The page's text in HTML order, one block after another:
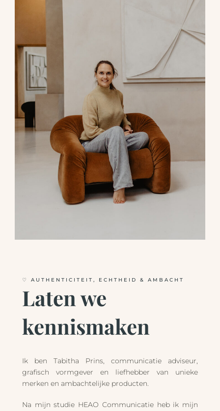
♡ AUTHENTICITEIT, ECHTHEID & AMBACHT
Laten we
kennismaken
Ik ben Tabitha Prins, communicatie adviseur,
grafisch vormgever en liefhebber van unieke
merken en ambachtelijke producten.
Na mijn studie HEAO Communicatie heb ik mijn